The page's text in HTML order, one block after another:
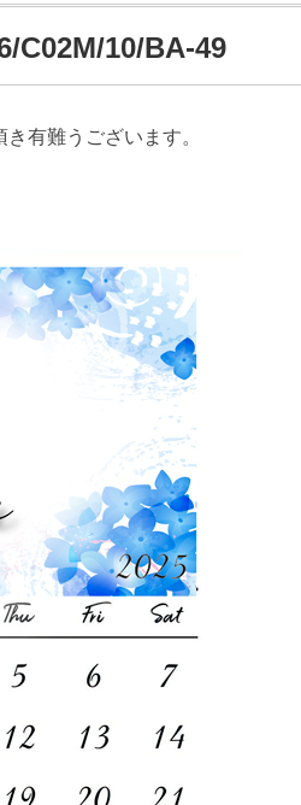
C02M/10/BA-49
有難うございます。